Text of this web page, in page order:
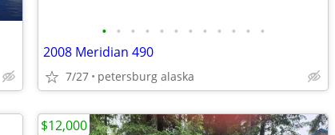
• • • • • • • • • • • •
2008 Meridian 490
7/27 petersburg alaska
$12,000